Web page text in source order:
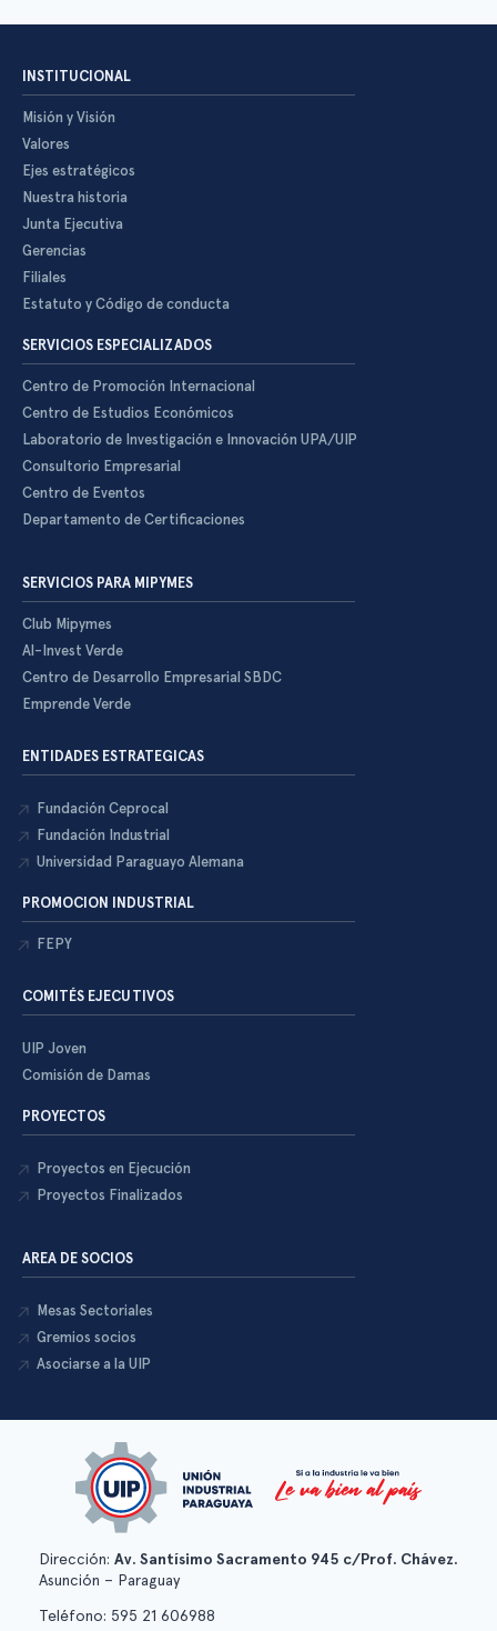
INSTITUCIONAL
Misión y Visión
Valores
Ejes estratégicos
Nuestra historia
Junta Ejecutiva
Gerencias
Filiales
Estatuto y Código de conducta
SERVICIOS ESPECIALIZADOS
Centro de Promoción Internacional
Centro de Estudios Económicos
Laboratorio de Investigación e Innovación UPA/UIP
Consultorio Empresarial
Centro de Eventos
Departamento de Certificaciones
SERVICIOS PARA MIPYMES
Club Mipymes
Al-Invest Verde
Centro de Desarrollo Empresarial SBDC
Emprende Verde
ENTIDADES ESTRATEGICAS
Fundación Ceprocal
Fundación Industrial
Universidad Paraguayo Alemana
PROMOCION INDUSTRIAL
FEPY
COMITÉS EJECUTIVOS
UIP Joven
Comisión de Damas
PROYECTOS
Proyectos en Ejecución
Proyectos Finalizados
AREA DE SOCIOS
Mesas Sectoriales
Gremios socios
Asociarse a la UIP
Dirección: Av. Santísimo Sacramento 945 c/Prof. Chávez.
Asunción – Paraguay
Teléfono: 595 21 606988